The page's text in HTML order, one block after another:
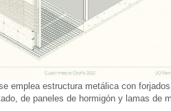
emplea estructura metálica con
de paneles de hormigón y lamas de